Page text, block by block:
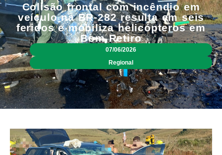
Colisão frontal com incêndio em
veículo na BR-282 resulta em seis
feridos e mobiliza helicópteros em
Bom Retiro
07/06/2026
Regional